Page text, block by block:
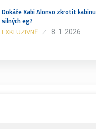
Dokáže Xabi Alonso zkrotit
silných eg?
EXKLUZIVNĚ 8. 1. 2026